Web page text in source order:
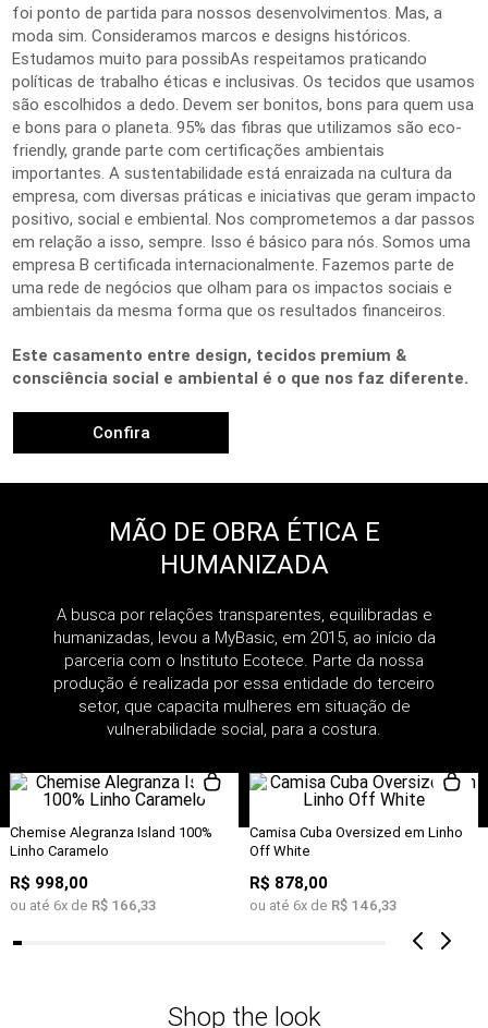
foi ponto de partida para nossos desenvolvimentos. Mas, a
moda sim. Consideramos marcos e designs históricos.
Estudamos muito para possibAs respeitamos praticando
políticas de trabalho éticas e inclusivas. Os tecidos que usamos
são escolhidos a dedo. Devem ser bonitos, bons para quem usa
e bons para o planeta. 95% das fibras que utilizamos são eco-
friendly, grande parte com certificações ambientais
importantes. A sustentabilidade está enraizada na cultura da
empresa, com diversas práticas e iniciativas que geram impacto
positivo, social e embiental. Nos comprometemos a dar passos
em relação a isso, sempre. Isso é básico para nós. Somos uma
empresa B certificada internacionalmente. Fazemos parte de
uma rede de negócios que olham para os impactos sociais e
ambientais da mesma forma que os resultados financeiros.
Este casamento entre design, tecidos premium &
consciência social e ambiental é o que nos faz diferente.
Confira
MÃO DE OBRA ÉTICA E
HUMANIZADA
A busca por relações transparentes, equilibradas e
humanizadas, levou a MyBasic, em 2015, ao início da
parceria com o Instituto Ecotece. Parte da nossa
produção é realizada por essa entidade do terceiro
setor, que capacita mulheres em situação de
vulnerabilidade social, para a costura.
Chemise Alegranza Island 100%
Linho Caramelo
R$ 998,00
ou até 6x de R$ 166,33
Camisa Cuba Oversized em Linho
Off White
R$ 878,00
ou até 6x de R$ 146,33
Shop the look